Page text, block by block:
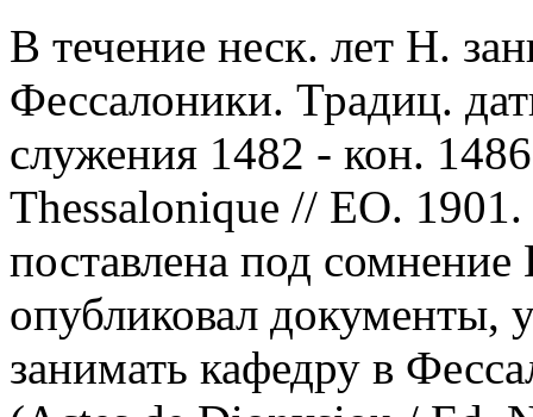
В течение неск. лет Н.
Фессалоники. Традиц.
служения 1482 - кон.
Thessalonique // EO.
поставлена под
опубликовал документы,
занимать кафедру в